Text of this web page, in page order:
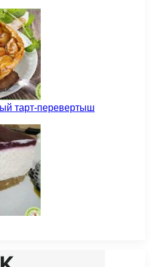
тарт-перевертыш